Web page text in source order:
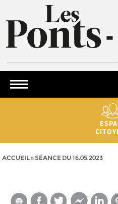
ACCUEIL» SÉANCE DU 16.05.2023